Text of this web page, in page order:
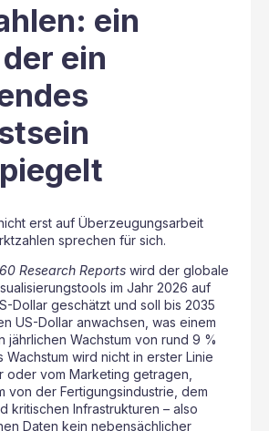
ein
ein
erst auf Überzeugungsarbeit
sprechen für sich.
Research Reports wird der globale
im Jahr 2026 auf
Dollar geschätzt und soll bis 2035
US-Dollar anwachsen, was einem
jährlichen Wachstum von rund 9 %
Wachstum wird nicht in erster Linie
oder vom Marketing getragen,
von der Fertigungsindustrie, dem
kritischen Infrastrukturen – also
Daten kein nebensächlicher